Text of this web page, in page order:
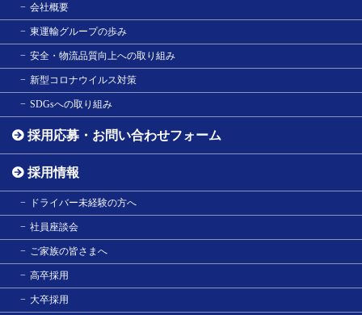
会社概要
東運輸グループの歩み
安全・物流品質向上への取り組み
新型コロナウイルス対策
SDGsへの取り組み
採用応募・お問い合わせフォーム
採用情報
ドライバー未経験の方へ
社員座談会
ご家族の皆さまへ
高卒採用
大卒採用